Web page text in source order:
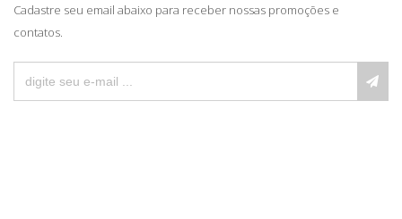
Cadastre seu email abaixo para receber nossas promoções e
contatos.